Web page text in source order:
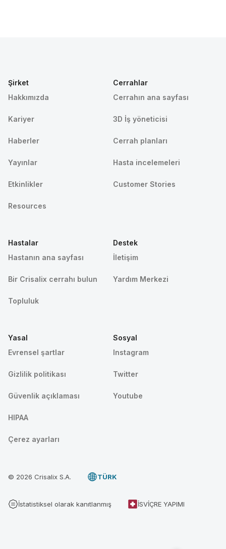
Şirket
Hakkımızda
Kariyer
Haberler
Yayınlar
Etkinlikler
Resources
Cerrahlar
Cerrahın ana sayfası
3D İş yöneticisi
Cerrah planları
Hasta incelemeleri
Customer Stories
Hastalar
Hastanın ana sayfası
Bir Crisalix cerrahı bulun
Topluluk
Destek
İletişim
Yardım Merkezi
Yasal
Evrensel şartlar
Gizlilik politikası
Güvenlik açıklaması
HIPAA
Çerez ayarları
Sosyal
Instagram
Twitter
Youtube
© 2026 Crisalix S.A. TÜRK
İstatistiksel olarak kanıtlanmış İSVIÇRE YAPIMI